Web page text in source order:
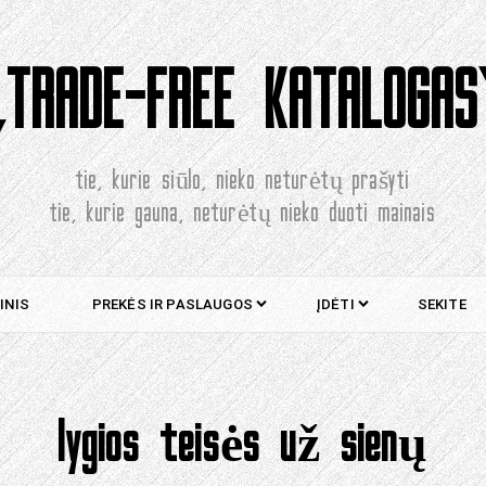
FREE
tie, kurie siūlo, nieko neturėtų prašyti
tie, kurie gauna, neturėtų nieko duoti mainais
PREKĖS IR PASLAUGOS ĮDĖTI SEKITE
lygios teisės už sienų